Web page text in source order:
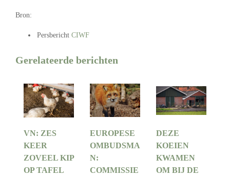
Bron:
Persbericht CIWF
Gerelateerde berichten
VN: ZES
KEER
ZOVEEL KIP
OP TAFEL
EUROPESE
OMBUDSMA
N:
COMMISSIE
DEZE
KOEIEN
KWAMEN
OM BIJ DE